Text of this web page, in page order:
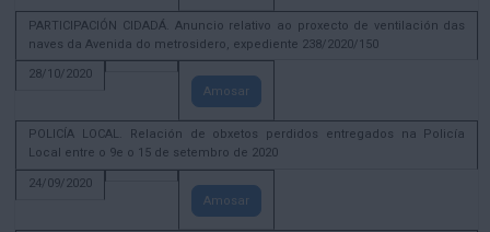
PARTICIPACIÓN CIDADÁ. Anuncio relativo ao proxecto de ventilación das
naves da Avenida do metrosidero, expediente 238/2020/150
28/10/2020
Amosar
POLICÍA LOCAL. Relación de obxetos perdidos entregados na Policía
Local entre o 9e o 15 de setembro de 2020
24/09/2020
Amosar